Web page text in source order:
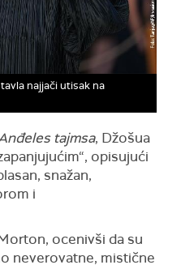
najjači utisak na
tajmsa, Džošua
opisujući
snažan,
i
ocenivši da su
neverovatne, mistične